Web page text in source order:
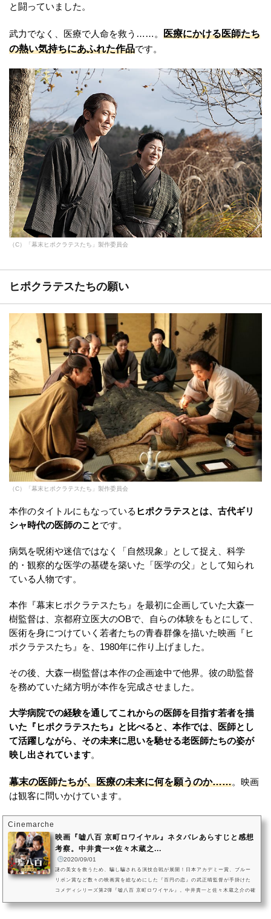
と闘っていました。
武力でなく、医療で人命を救う……。 医療にかける医師たち
の熱い気持ちにあふれた作品です。
（C）「幕末ヒポクラテスたち」製作委員会
ヒポクラテスたちの願い
（C）「幕末ヒポクラテスたち」製作委員会
本作のタイトルにもなっている ヒポクラテスとは、古代ギリ
シャ時代の医師のことです。
病気を呪術や迷信ではなく「自然現象」として捉え、科学
的・観察的な医学の基礎を築いた「医学の父」として知られ
ている人物です。
本作『幕末ヒポクラテスたち』を最初に企画していた大森一
樹監督は、京都府立医大のOBで、自らの体験をもとにして、
医術を身につけていく若者たちの青春群像を描いた映画『ヒ
ポクラテスたち』を、1980年に作り上げました。
その後、大森一樹監督は本作の企画途中で他界。彼の助監督
を務めていた緒方明が本作を完成させました。
大学病院での経験を通してこれからの医師を目指す若者を描
いた『ヒポクラテスたち』と比べると、本作では、医師とし
て活躍しながら、その未来に思いを馳せる老医師たちの姿が
映し出されています。
幕末の医師たちが、医療の未来に何を願うのか……。映画
は観客に問いかけています。
Cinemarche
映画『嘘八百 京町ロワイヤル』ネタバレあらすじと感想
考察。中井貴一×佐々木蔵之...
2020/09/01
謎の美女を救うため、騙し騙される演技合戦が展開！日本アカデミー賞、ブルー
リボン賞など数々の映画賞を総なめにした『百円の恋』の武正晴監督が手掛けた
コメディシリーズ第2弾『嘘八百 京町ロワイヤル』。中井貴一と佐々木蔵之介の確